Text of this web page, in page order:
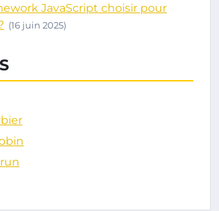
JavaScript choisir pour
(16 juin 2025)